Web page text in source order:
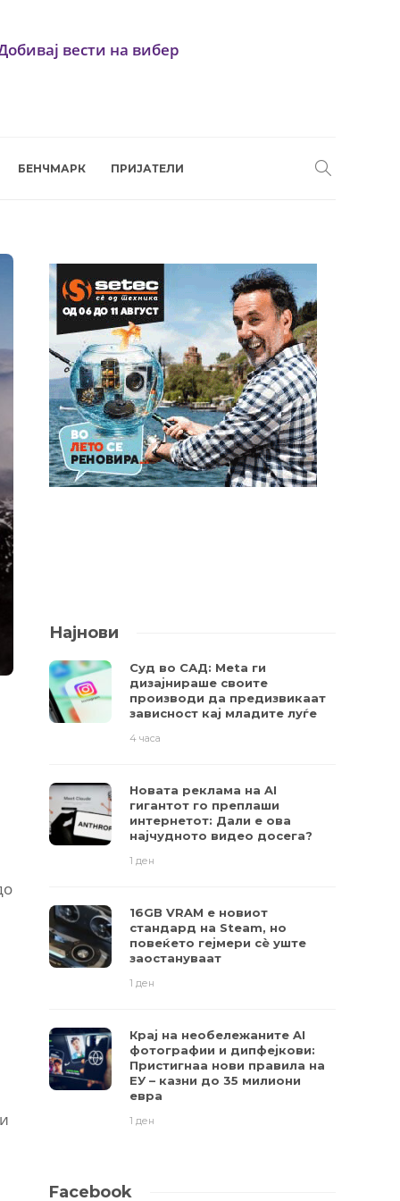
вести на вибер
БЕНЧМАРК ПРИЈАТЕЛИ
Најнови
Суд во САД: Meta ги
дизајнираше своите
производи да предизвикаат
зависност кај младите луѓе
4 часа
Новата реклама на AI
гигантот го преплаши
интернетот: Дали е ова
најчудното видео досега?
1 ден
16GB VRAM е новиот
стандард на Steam, но
повеќето гејмери ​​сè уште
заостануваат
1 ден
Крај на необележаните AI
фотографии и дипфејкови:
Пристигнаа нови правила на
ЕУ – казни до 35 милиони
евра
1 ден
Facebook